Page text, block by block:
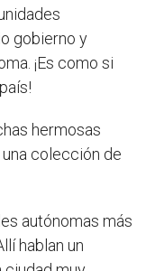
gobierno y
¡Es como si
hermosas
una colección de
autónomas más
hablan un